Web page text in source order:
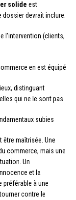
solide est
dossier devrait inclure:
l’intervention (clients,
en est équipé
distinguant
qui ne le sont pas
subies
être maîtrisée. Une
commerce, mais une
Un
et la
à une
contre le